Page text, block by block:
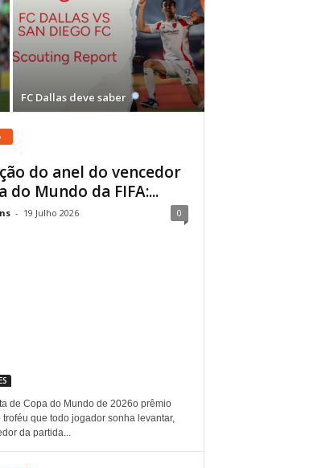
FC Dallas deve saber
do anel do vencedor
do Mundo da FIFA:...
- 19 Julho 2026 0
de Copa do Mundo de 2026o prêmio
que todo jogador sonha levantar,
da partida...